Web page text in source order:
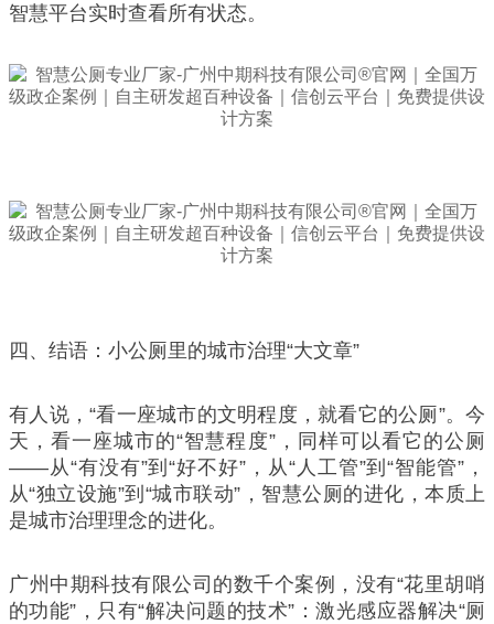
智慧平台实时查看所有状态。
四、结语：小公厕里的城市治理“大文章”
有人说，“看一座城市的文明程度，就看它的公厕”。今
天，看一座城市的“智慧程度”，同样可以看它的公厕
——从“有没有”到“好不好”，从“人工管”到“智能管”，
从“独立设施”到“城市联动”，智慧公厕的进化，本质上
是城市治理理念的进化。
广州中期科技有限公司的数千个案例，没有“花里胡哨
的功能”，只有“解决问题的技术”：激光感应器解决“厕